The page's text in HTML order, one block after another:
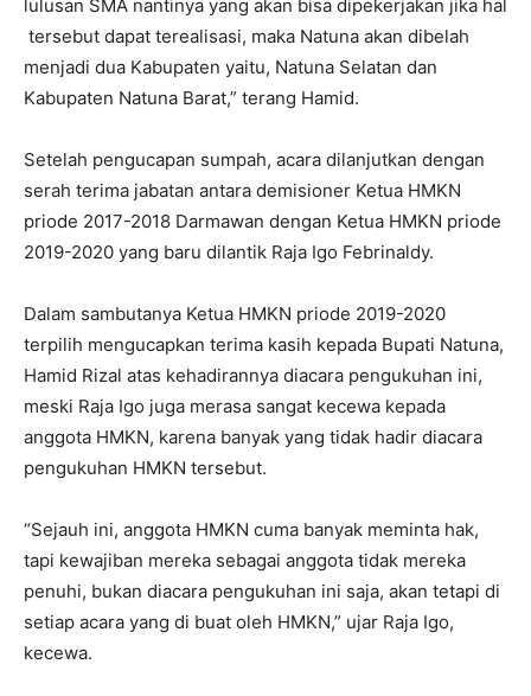
lulusan SMA nantinya yang akan bisa dipekerjakan jika hal
tersebut dapat terealisasi, maka Natuna akan dibelah
menjadi dua Kabupaten yaitu, Natuna Selatan dan
Kabupaten Natuna Barat,” terang Hamid.
Setelah pengucapan sumpah, acara dilanjutkan dengan
serah terima jabatan antara demisioner Ketua HMKN
priode 2017-2018 Darmawan dengan Ketua HMKN priode
2019-2020 yang baru dilantik Raja Igo Febrinaldy.
Dalam sambutanya Ketua HMKN priode 2019-2020
terpilih mengucapkan terima kasih kepada Bupati Natuna,
Hamid Rizal atas kehadirannya diacara pengukuhan ini,
meski Raja Igo juga merasa sangat kecewa kepada
anggota HMKN, karena banyak yang tidak hadir diacara
pengukuhan HMKN tersebut.
“Sejauh ini, anggota HMKN cuma banyak meminta hak,
tapi kewajiban mereka sebagai anggota tidak mereka
penuhi, bukan diacara pengukuhan ini saja, akan tetapi di
setiap acara yang di buat oleh HMKN,” ujar Raja Igo,
kecewa.